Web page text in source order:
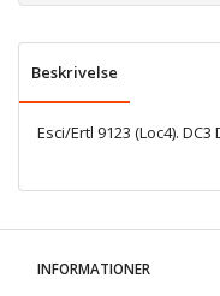
Beskrivelse
Esci/Ertl 9123 (Loc4).
INFORMATIONER